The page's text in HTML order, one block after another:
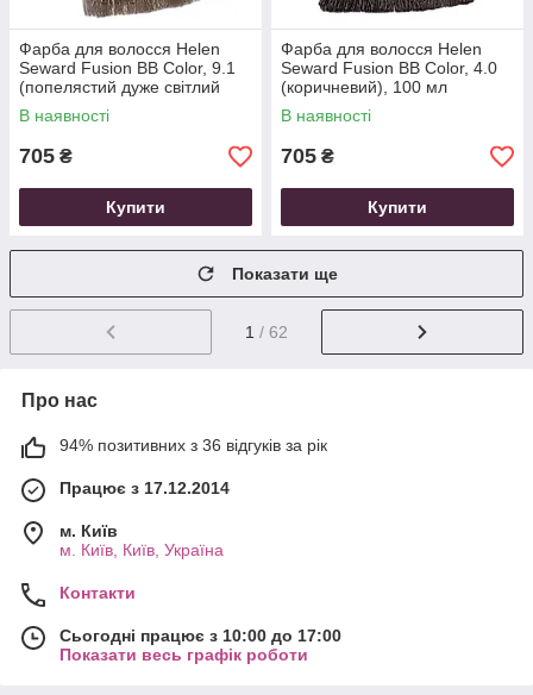
Фарба для волосся Helen
Seward Fusion BB Color, 9.1
(попелястий дуже світлий
блондин), 100 мл
В наявності
705 ₴
Купити
Фарба для волосся Helen
Seward Fusion BB Color, 4.0
(коричневий), 100 мл
В наявності
705 ₴
Купити
Показати ще
1 / 62
Про нас
94% позитивних з 36 відгуків за рік
Працює з 17.12.2014
м. Київ
м. Київ, Київ, Україна
Контакти
Сьогодні працює з 10:00 до 17:00
Показати весь графік роботи